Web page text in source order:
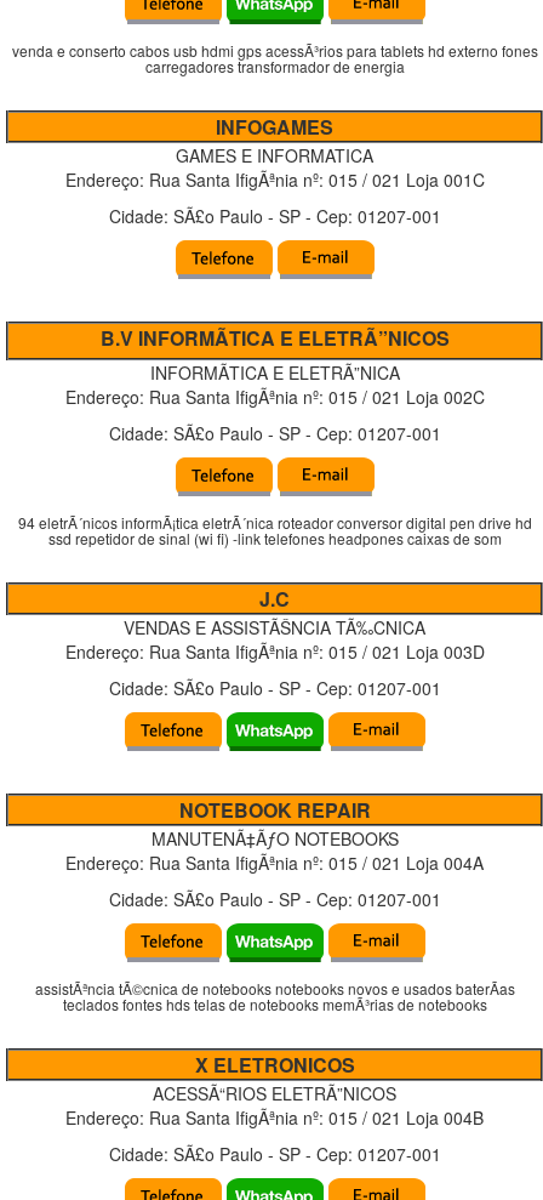
venda e conserto cabos usb hdmi gps acessÃ³rios para tablets hd externo fones
carregadores transformador de energia
INFOGAMES
GAMES E INFORMATICA
Endereço: Rua Santa IfigÃªnianº: 015 / 021 Loja 001C
Cidade: SÃ£o Paulo - SP- Cep: 01207-001
B.V INFORMÃTICA E ELETRÃ”NICOS
INFORMÃTICA E ELETRÃ”NICA
Endereço: Rua Santa IfigÃªnianº: 015 / 021 Loja 002C
Cidade: SÃ£o Paulo - SP- Cep: 01207-001
94 eletrÃ´nicos informÃ¡tica eletrÃ´nica roteador conversor digital pen drive hd
ssd repetidor de sinal (wi fi) -link telefones headpones caixas de som
J.C
VENDAS E ASSISTÃŠNCIA TÃ‰CNICA
Endereço: Rua Santa IfigÃªnianº: 015 / 021 Loja 003D
Cidade: SÃ£o Paulo - SP- Cep: 01207-001
NOTEBOOK REPAIR
MANUTENÃ‡ÃƒO NOTEBOOKS
Endereço: Rua Santa IfigÃªnia nº: 015 / 021 Loja 004A
Cidade: SÃ£o Paulo - SP- Cep: 01207-001
assistÃªncia tÃ©cnica de notebooks notebooks novos e usados baterÃ­as
teclados fontes hds telas de notebooks memÃ³rias de notebooks
X ELETRONICOS
ACESSÃ“RIOS ELETRÃ”NICOS
Endereço: Rua Santa IfigÃªnia nº: 015 / 021 Loja 004B
Cidade: SÃ£o Paulo - SP- Cep: 01207-001